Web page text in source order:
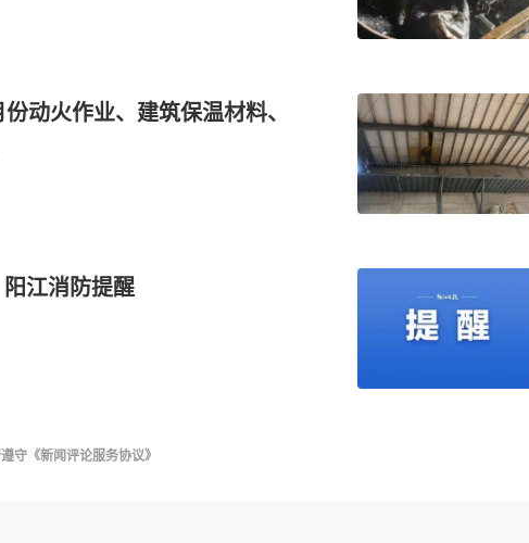
动火作业、建筑保温材料、
江消防提醒
守 《新闻评论服务协议》